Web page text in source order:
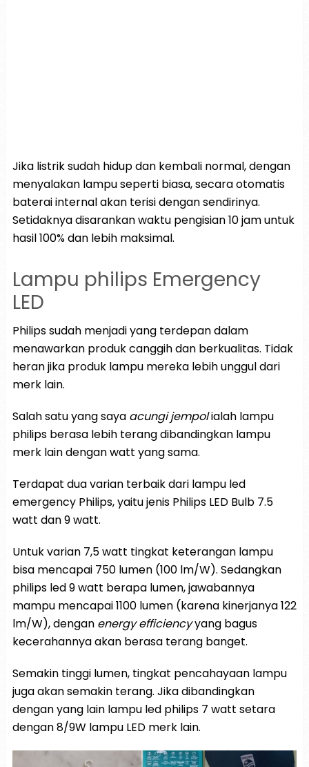
Jika listrik sudah hidup dan kembali normal, dengan
menyalakan lampu seperti biasa, secara otomatis
baterai internal akan terisi dengan sendirinya.
Setidaknya disarankan waktu pengisian 10 jam untuk
hasil 100% dan lebih maksimal.
Lampu philips Emergency
LED
Philips sudah menjadi yang terdepan dalam
menawarkan produk canggih dan berkualitas. Tidak
heran jika produk lampu mereka lebih unggul dari
merk lain.
Salah satu yang saya acungi jempolialah lampu
philips berasa lebih terang dibandingkan lampu
merk lain dengan watt yang sama.
Terdapat dua varian terbaik dari lampu led
emergency Philips, yaitu jenis Philips LED Bulb 7.5
watt dan 9 watt.
Untuk varian 7,5 watt tingkat keterangan lampu
bisa mencapai 750 lumen (100 lm/W). Sedangkan
philips led 9 watt berapa lumen, jawabannya
mampu mencapai 1100 lumen (karena kinerjanya 122
lm/W), dengan energy efficiencyyang bagus
kecerahannya akan berasa terang banget.
Semakin tinggi lumen, tingkat pencahayaan lampu
juga akan semakin terang. Jika dibandingkan
dengan yang lain lampu led philips 7 watt setara
dengan 8/9W lampu LED merk lain.